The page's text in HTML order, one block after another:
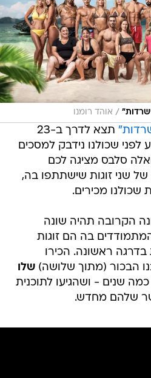
/ אוהד רומנו
תצא לדרך ב-23
ברשת 13, ורגע לפני שכולנו נידבק למסכים
סלבס מציגה לכם
שני זוגות שישתתפו בה,
שכולנו מכירים.
הקרובה תהיה שונה
בה הם זוגות
ראשונה. הכירו
הבכור (מתוך שלושה)שלו
שנים - ושהגיעו לתוכנית
שלהם מחדש.